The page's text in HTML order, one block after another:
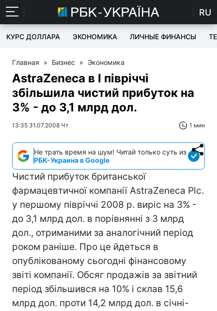
RU
КУРС ДОЛЛАРА ЭКОНОМИКА ЛИЧНЫЕ ФИНАНСЫ
Главная » Бизнес » Экономика
AstraZeneca в I півріччі
збільшила чистий прибуток на
3% - до 3,1 млрд дол.
13:35 31.07.2008 Чт 1 мин
Не трать время на шум! Читай только суть из
РБК-Украина в Google
Чистий прибуток британської
фармацевтичної компанії AstraZeneca Plc.
у першому півріччі 2008 р. виріс на 3% -
до 3,1 млрд дол. в порівнянні з 3 млрд
дол., отриманими за аналогічний період
роком раніше. Про це йдеться в
опублікованому сьогодні фінансовому
звіті компанії. Обсяг продажів за звітний
період збільшився на 10% і склав 15,6
млрд дол. проти 14,2 млрд дол. в січні-